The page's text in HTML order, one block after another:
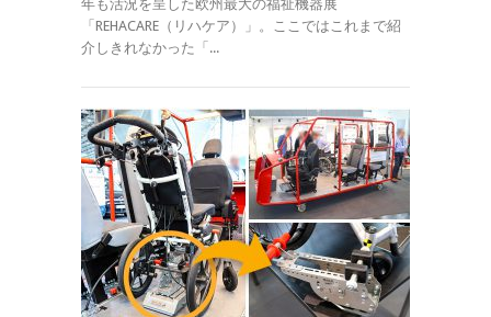
年も活況を呈した欧州最大の福祉機器展
「REHACARE（リハケア）」。ここではこれまで紹
介しきれなかった「...